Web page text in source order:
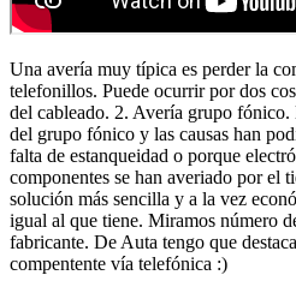
Una avería muy típica es perder la
telefonillos. Puede ocurrir por dos
del cableado. 2. Avería grupo fónico.
del grupo fónico y las causas han
falta de estanqueidad o porque
componentes se han averiado por el
solución más sencilla y a la vez
igual al que tiene. Miramos número
fabricante. De Auta tengo que
compentente vía telefónica :)